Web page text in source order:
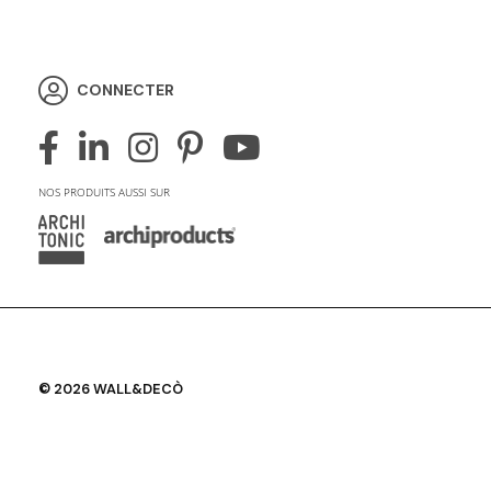
CONNECTER
NOS PRODUITS AUSSI SUR
© 2026 WALL&DECÒ